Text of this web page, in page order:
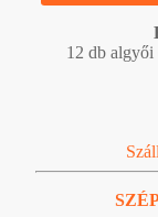
12 db algyői